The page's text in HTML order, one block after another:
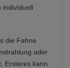
individuell
die Fahne
oder
Ersteres kann